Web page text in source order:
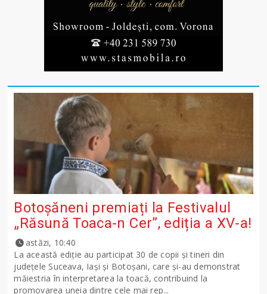
Botoșăneni premiați la Festivalul
„Răsună Toaca-n Cer”, ediția a XV-a!
astăzi, 10:40
La această ediție au participat 30 de copii și tineri din
județele Suceava, Iași și Botoșani, care și-au demonstrat
măiestria în interpretarea la toacă, contribuind la
promovarea uneia dintre cele mai rep...